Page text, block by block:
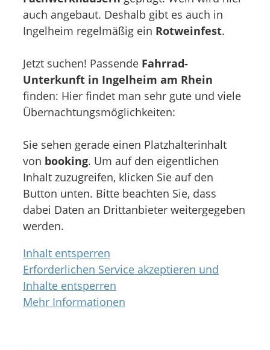
auch angebaut. Deshalb gibt es auch in
Ingelheim regelmäßig ein Rotweinfest.
Jetzt suchen! Passende Fahrrad-
Unterkunft in Ingelheim am Rhein
finden: Hier findet man sehr gute und viele
Übernachtungsmöglichkeiten:
Sie sehen gerade einen Platzhalterinhalt
von booking. Um auf den eigentlichen
Inhalt zuzugreifen, klicken Sie auf den
Button unten. Bitte beachten Sie, dass
dabei Daten an Drittanbieter weitergegeben
werden.
Inhalt entsperren
Erforderlichen Service akzeptieren und
Inhalte entsperren
Mehr Informationen